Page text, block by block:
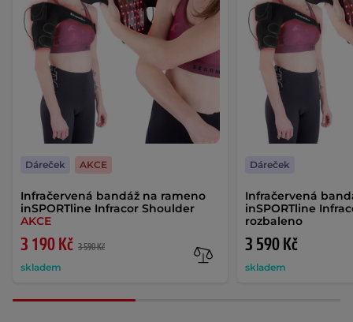
Infračervená bandáž na rameno
inSPORTline Infracor Shoulder
AKCE
3 190 Kč 3 590 Kč
skladem
Dáreček AKCE
Infračervená
inSPORTline
rozbaleno
3 590 Kč
skladem
Dáreček